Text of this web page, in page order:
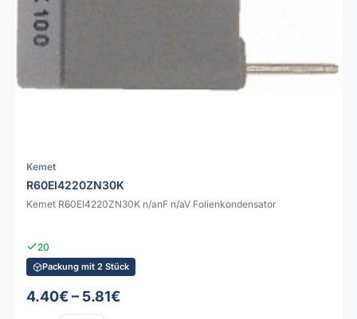
Kemet
R60EI4220ZN30K
Kemet R60EI4220ZN30K n/anF n/aV Folienkondensator
20
Packung mit 2 Stück
4.40€ – 5.81€